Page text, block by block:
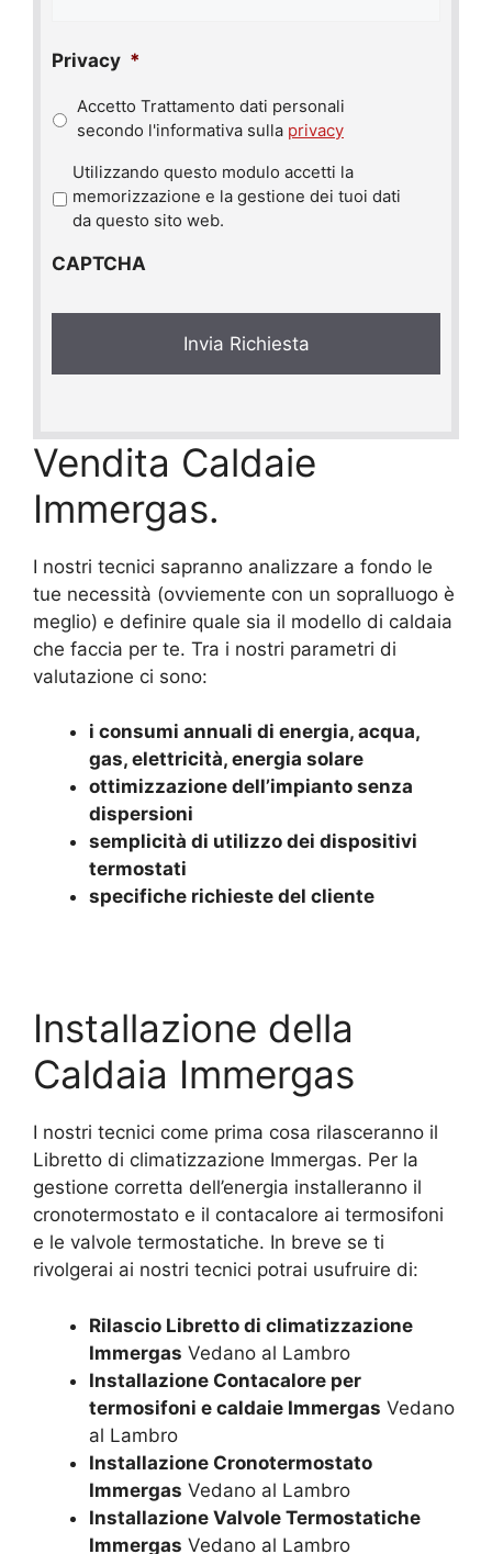
Privacy *
Accetto Trattamento dati personali
secondo l'informativa sulla privacy
r
a
y
Utilizzando questo modulo accetti la
memorizzazione e la gestione dei tuoi dati
da questo sito web.
CAPTCHA
Vendita Caldaie
Immergas.
I nostri tecnici sapranno analizzare a fondo le
tue necessità (ovviemente con un sopralluogo è
meglio) e definire quale sia il modello di caldaia
che faccia per te. Tra i nostri parametri di
valutazione ci sono:
i consumi annuali di energia, acqua,
gas, elettricità, energia solare
ottimizzazione dell’impianto senza
dispersioni
semplicità di utilizzo dei dispositivi
termostati
specifiche richieste del cliente
Installazione della
Caldaia Immergas
I nostri tecnici come prima cosa rilasceranno il
Libretto di climatizzazione Immergas. Per la
gestione corretta dell’energia installeranno il
cronotermostato e il contacalore ai termosifoni
e le valvole termostatiche. In breve se ti
rivolgerai ai nostri tecnici potrai usufruire di:
Rilascio Libretto di climatizzazione
Immergas Vedano al Lambro
Installazione Contacalore per
termosifoni e caldaie Immergas Vedano
al Lambro
Installazione Cronotermostato
Immergas Vedano al Lambro
Installazione Valvole Termostatiche
Immergas Vedano al Lambro